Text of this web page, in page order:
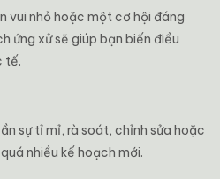
vui nhỏ hoặc một cơ hội đáng
ứng xử sẽ giúp bạn biến điều
tế.
sự tỉ mỉ, rà soát, chỉnh sửa hoặc
nhiều kế hoạch mới.